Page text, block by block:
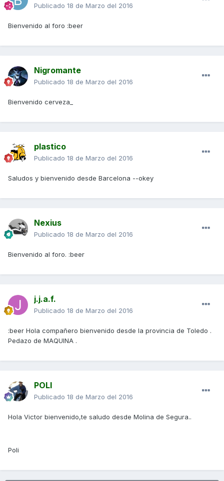
Publicado 18 de Marzo del 2016
Bienvenido al foro :beer
Nigromante
Publicado 18 de Marzo del 2016
Bienvenido cerveza_
plastico
Publicado 18 de Marzo del 2016
Saludos y bienvenido desde Barcelona --okey
Nexius
Publicado 18 de Marzo del 2016
Bienvenido al foro. :beer
j.j.a.f.
Publicado 18 de Marzo del 2016
:beer Hola compañero bienvenido desde la provincia de Toledo .
Pedazo de MAQUINA .
POLI
Publicado 18 de Marzo del 2016
Hola Victor bienvenido,te saludo desde Molina de Segura..
Poli